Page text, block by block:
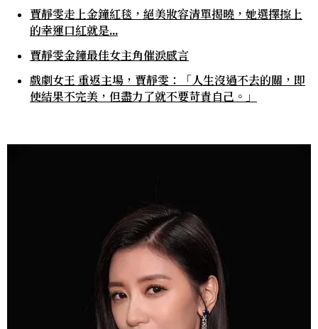
賈靜雯走上金鐘紅毯，絕美妝容清單揭曉，她選擇擦上
的幸運口紅就是…
賈靜雯金鐘最佳女主角催淚感言
戲劇女王 重返主場，賈靜雯：「人生沒過不去的關，即
使結果不完美，但盡力了就不要苛責自己。」